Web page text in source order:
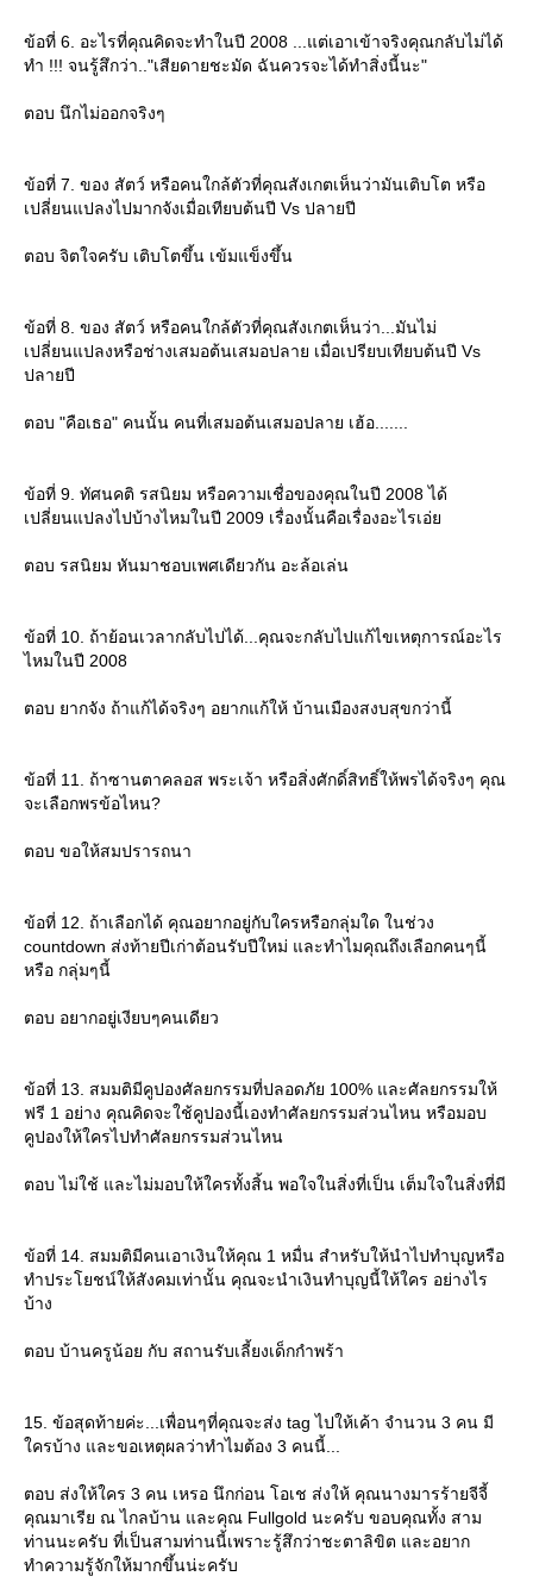
ข้อที่ 6. อะไรที่คุณคิดจะทำในปี 2008 ...แต่เอาเข้าจริงคุณกลับไม่ได้
ทำ !!! จนรู้สึกว่า.."เสียดายชะมัด ฉันควรจะได้ทำสิ่งนี้นะ"
ตอบ นึกไม่ออกจริงๆ
ข้อที่ 7. ของ สัตว์ หรือคนใกล้ตัวที่คุณสังเกตเห็นว่ามันเติบโต หรือ
เปลี่ยนแปลงไปมากจังเมื่อเทียบต้นปี Vs ปลายปี
ตอบ จิตใจครับ เติบโตขึ้น เข้มแข็งขึ้น
ข้อที่ 8. ของ สัตว์ หรือคนใกล้ตัวที่คุณสังเกตเห็นว่า...มันไม่
เปลี่ยนแปลงหรือช่างเสมอต้นเสมอปลาย เมื่อเปรียบเทียบต้นปี Vs
ปลายปี
ตอบ "คือเธอ" คนนั้น คนที่เสมอต้นเสมอปลาย เฮ้อ.......
ข้อที่ 9. ทัศนคติ รสนิยม หรือความเชื่อของคุณในปี 2008 ได้
เปลี่ยนแปลงไปบ้างไหมในปี 2009 เรื่องนั้นคือเรื่องอะไรเอ่ย
ตอบ รสนิยม หันมาชอบเพศเดียวกัน อะล้อเล่น
ข้อที่ 10. ถ้าย้อนเวลากลับไปได้...คุณจะกลับไปแก้ไขเหตุการณ์อะไร
ไหมในปี 2008
ตอบ ยากจัง ถ้าแก้ได้จริงๆ อยากแก้ให้ บ้านเมืองสงบสุขกว่านี้
ข้อที่ 11. ถ้าซานตาคลอส พระเจ้า หรือสิ่งศักดิ์สิทธิ์ให้พรได้จริงๆ คุณ
จะเลือกพรข้อไหน?
ตอบ ขอให้สมปรารถนา
ข้อที่ 12. ถ้าเลือกได้ คุณอยากอยู่กับใครหรือกลุ่มใด ในช่วง
countdown ส่งท้ายปีเก่าต้อนรับปีใหม่ และทำไมคุณถึงเลือกคนๆนี้
หรือ กลุ่มๆนี้
ตอบ อยากอยู่เงียบๆคนเดียว
ข้อที่ 13. สมมติมีคูปองศัลยกรรมที่ปลอดภัย 100% และศัลยกรรมให้
ฟรี 1 อย่าง คุณคิดจะใช้คูปองนี้เองทำศัลยกรรมส่วนไหน หรือมอบ
คูปองให้ใครไปทำศัลยกรรมส่วนไหน
ตอบ ไม่ใช้ และไม่มอบให้ใครทั้งสิ้น พอใจในสิ่งที่เป็น เต็มใจในสิ่งที่มี
ข้อที่ 14. สมมติมีคนเอาเงินให้คุณ 1 หมื่น สำหรับให้นำไปทำบุญหรือ
ทำประโยชน์ให้สังคมเท่านั้น คุณจะนำเงินทำบุญนี้ให้ใคร อย่างไร
บ้าง
ตอบ บ้านครูน้อย กับ สถานรับเลี้ยงเด็กกำพร้า
15. ข้อสุดท้ายค่ะ...เพื่อนๆที่คุณจะส่ง tag ไปให้เค้า จำนวน 3 คน มี
ใครบ้าง และขอเหตุผลว่าทำไมต้อง 3 คนนี้...
ตอบ ส่งให้ใคร 3 คน เหรอ นึกก่อน โอเช ส่งให้ คุณนางมารร้ายจีจี้
คุณมาเรีย ณ ไกลบ้าน และคุณ Fullgold นะครับ ขอบคุณทั้ง สาม
ท่านนะครับ ที่เป็นสามท่านนี้เพราะรู้สึกว่าชะตาลิขิต และอยาก
ทำความรู้จักให้มากขึ้นน่ะครับ